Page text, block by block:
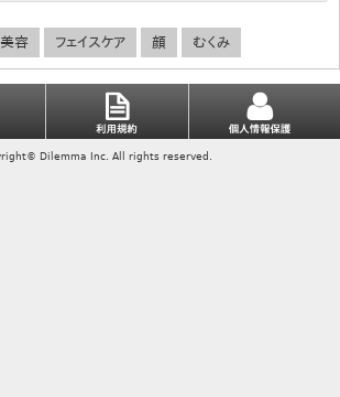
美容 フェイスケア 顔 むくみ
Dilemma Inc. All rights reserved.